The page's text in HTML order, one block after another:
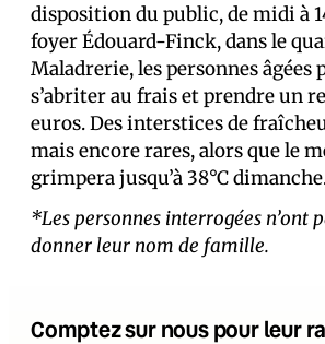
disposition du public, de midi à
foyer Édouard-Finck, dans le
Maladrerie, les personnes âgées
s’abriter au frais et prendre un
euros. Des interstices de
mais encore rares, alors que le
grimpera jusqu’à 38°C
*Les personnes interrogées n’ont
donner leur nom de famille.
Comptez sur nous pour leur